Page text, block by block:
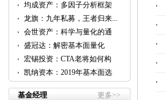
均成资产：多因子分析框架
的...
龙旗：九年私募，王者归来...
会世资产：科学与量化的通
用...
盛冠达：解密基本面量化
CTA...
宏锡投资：CTA老将如何构
建...
凯纳资本：2019年基本面选
股...
基金经理
更多>>